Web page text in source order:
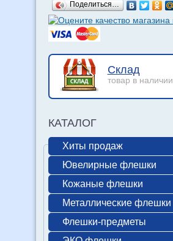
Поделиться…
Склад
товар в наличии
КАТАЛОГ
Хиты продаж
Ювелирные флешки
Кожаные флешки
Металлические флешки
Флешки-предметы